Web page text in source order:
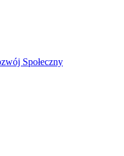
Społeczny